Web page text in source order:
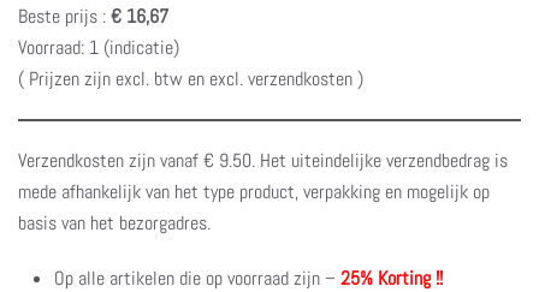
Beste prijs :€ 16,67
Voorraad: 1 (indicatie)
( Prijzen zijn excl. btw en excl. verzendkosten )
Verzendkosten zijn vanaf € 9.50. Het uiteindelijke verzendbedrag is
mede afhankelijk van het type product, verpakking en mogelijk op
basis van het bezorgadres.
Op alle artikelen die op voorraad zijn – 25% Korting !!